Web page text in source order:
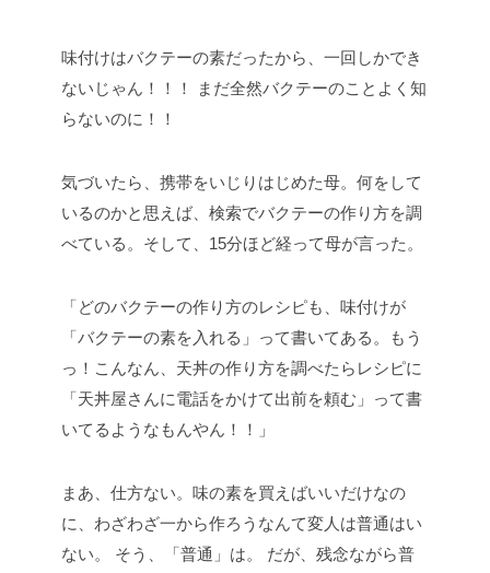
味付けはバクテーの素だったから、一回しかでき
ないじゃん！！！
まだ全然バクテーのことよく知
らないのに！！
気づいたら、携帯をいじりはじめた母。何をして
いるのかと思えば、検索でバクテーの作り方を調
べている。そして、15分ほど経って母が言った。
「どのバクテーの作り方のレシピも、味付けが
「バクテーの素を入れる」って書いてある。もう
っ！こんなん、天丼の作り方を調べたらレシピに
「天丼屋さんに電話をかけて出前を頼む」って書
いてるようなもんやん！！」
まあ、仕方ない。味の素を買えばいいだけなの
に、わざわざ一から作ろうなんて変人は普通はい
ない。
そう、「普通」は。
だが、残念ながら普